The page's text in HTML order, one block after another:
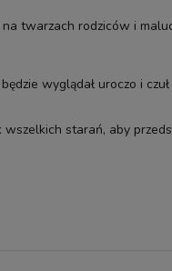
twarzach rodziców i
wyglądał uroczo i
wszelkich starań, aby